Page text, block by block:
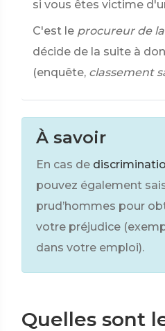
si vous êtes victime
C'est le procureur de
décide de la suite à
(enquête, classement
À savoir
En cas de
pouvez également
prud’hommes pour
votre préjudice
dans votre emploi).
Quelles sont